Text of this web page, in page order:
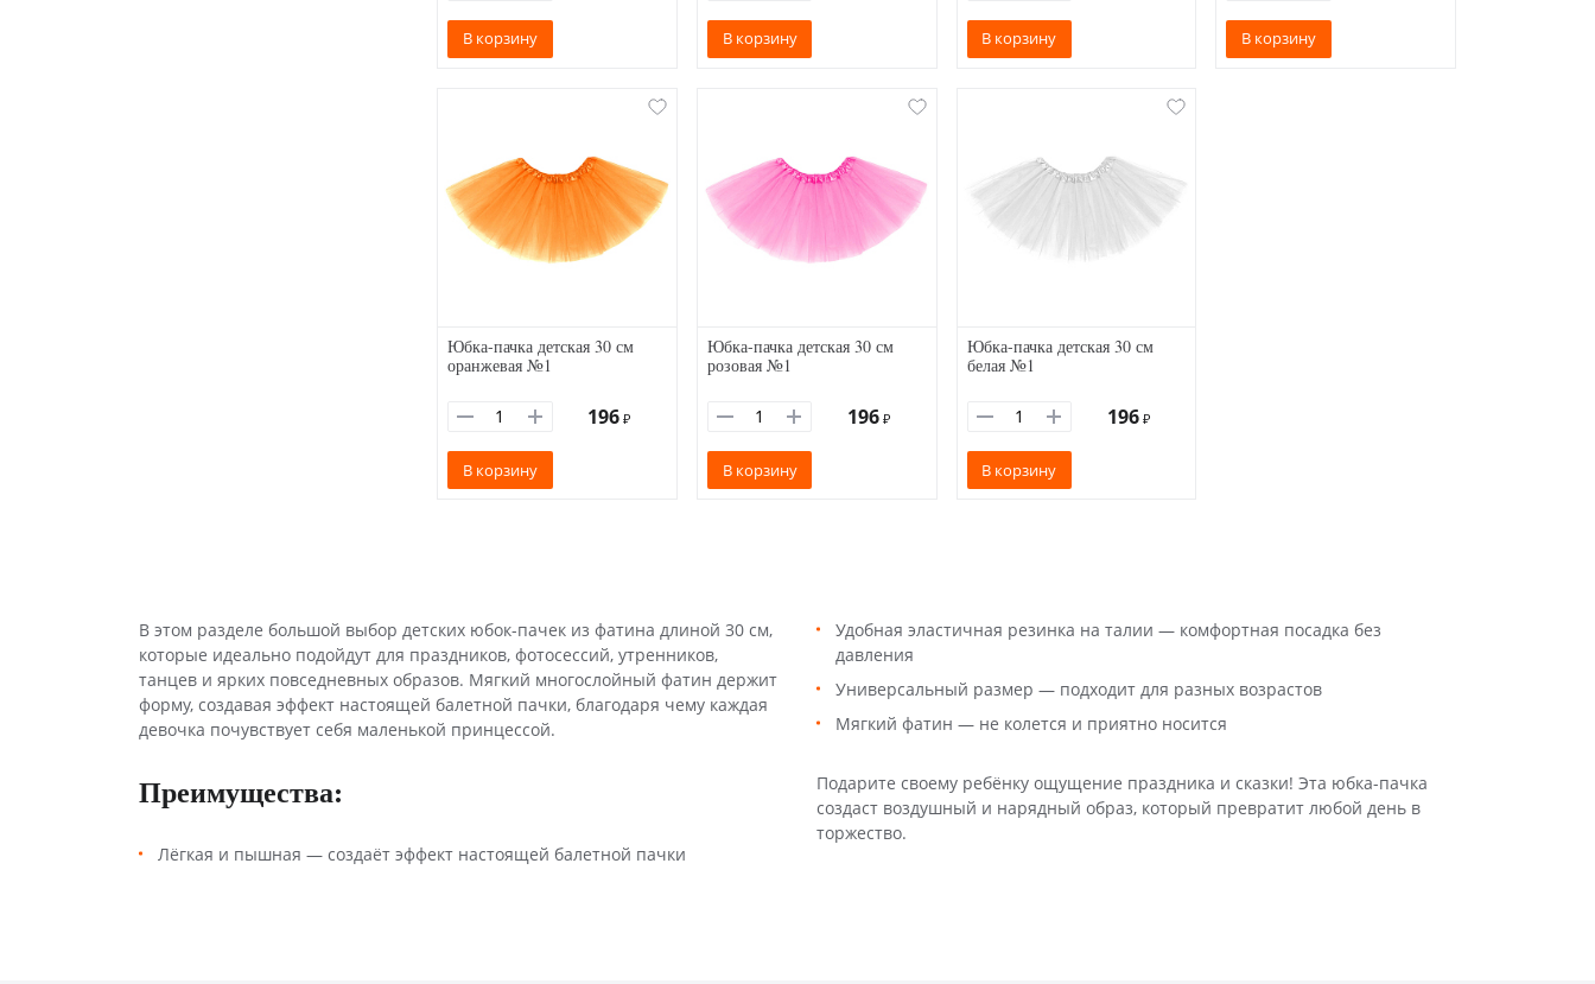
В корзину В корзину В корзину В корзину
Юбка-пачка детская 30 см
оранжевая №1
196 ₽
В корзину
Юбка-пачка детская 30 см
розовая №1
196 ₽
В корзину
Юбка-пачка детская 30 см
белая №1
196 ₽
В корзину
В этом разделе большой выбор детских юбок-пачек из фатина длиной 30 см,
которые идеально подойдут для праздников, фотосессий, утренников,
танцев и ярких повседневных образов. Мягкий многослойный фатин держит
форму, создавая эффект настоящей балетной пачки, благодаря чему каждая
девочка почувствует себя маленькой принцессой.
Преимущества:
Лёгкая и пышная — создаёт эффект настоящей балетной пачки
Удобная эластичная резинка на талии — комфортная посадка без
давления
Универсальный размер — подходит для разных возрастов
Мягкий фатин — не колется и приятно носится
Подарите своему ребёнку ощущение праздника и сказки! Эта юбка-пачка
создаст воздушный и нарядный образ, который превратит любой день в
торжество.